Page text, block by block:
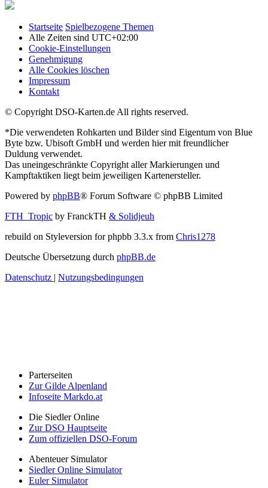
Startseite Spielbezogene Themen
Alle Zeiten sind UTC+02:00
Cookie-Einstellungen
Genehmigung
Alle Cookies löschen
Impressum
Kontakt
© Copyright DSO-Karten.de All rights reserved.
*Die verwendeten Rohkarten und Bilder sind Eigentum von Blue
Byte bzw. Ubisoft GmbH und werden hier mit freundlicher
Duldung verwendet.
Das uneingeschränkte Copyright aller Markierungen und
Kampftaktiken liegt beim jeweiligen Kartenersteller.
Powered by phpBB® Forum Software © phpBB Limited
FTH_Tropic by FranckTH & Solidjeuh
rebuild on Styleversion for phpbb 3.3.x from Chris1278
Deutsche Übersetzung durch phpBB.de
Datenschutz | Nutzungsbedingungen
Parterseiten
Zur Gilde Alpenland
Infoseite Markdo.at
Die Siedler Online
Zur DSO Hauptseite
Zum offiziellen DSO-Forum
Abenteuer Simulator
Siedler Online Simulator
Euler Simulator